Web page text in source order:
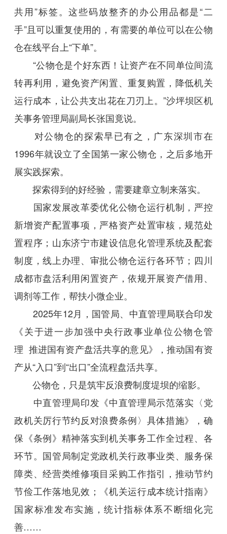
共用”标签。这些码放整齐的办公用品都是“二
手”且可以重复使用的，有需要的单位可以在公物
仓在线平台上“下单”。
“公物仓是个好东西！让资产在不同单位间流
转再利用，避免资产闲置、重复购置，降低机关
运行成本，让公共支出花在刀刃上。”沙坪坝区机
关事务管理局副局长张国竟说。
对公物仓的探索早已有之，广东深圳市在
1996年就设立了全国第一家公物仓，之后多地开
展实践探索。
探索得到的好经验，需要建章立制来落实。
国家发展改革委优化公物仓运行机制，严控
新增资产配置事项，严格资产处置审核，规范处
置程序；山东济宁市建设信息化管理系统及配套
制度，线上办理、审批公物仓运行各环节；四川
成都市盘活利用闲置资产，依规开展资产借用、
调剂等工作，帮扶小微企业。
2025年12月，国管局、中直管理局联合印发
《关于进一步加强中央行政事业单位公物仓管
理 推进国有资产盘活共享的意见》，推动国有资
产从“入口”到“出口”全流程盘活共享。
公物仓，只是筑牢反浪费制度堤坝的缩影。
中直管理局印发《中直管理局示范落实〈党
政机关厉行节约反对浪费条例〉具体措施》，确
保《条例》精神落实到机关事务工作全过程、各
环节。国管局制定党政机关行政事业类、服务保
障类、经营类维修项目采购工作指引，推动节约
节俭工作落地见效；《机关运行成本统计指南》
国家标准发布实施，统计指标体系不断细化完
善……